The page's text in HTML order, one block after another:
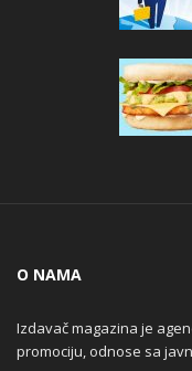
O NAMA
Izdavač magazina je
promociju, odnose sa